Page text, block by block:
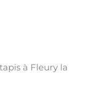
à Fleury la